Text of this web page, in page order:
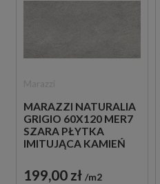
MARAZZI NATURALIA
GRIGIO 60X120 MER7
SZARA PŁYTKA
IMITUJĄCA KAMIEŃ
199,00 zł m2